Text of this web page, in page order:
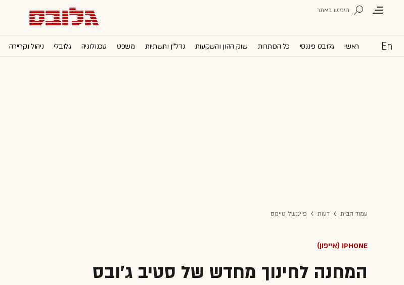
ראשי גלובס פיננסי כל הכותרות שוק ההון והשקעות נדל''ן ותשתיות משפט טכנולוגיה גלובלי ניהול וקריירה
עמוד הבית דעות פייננשל טיימס
iPhone (אייפון)
המחנה לחינוך מחדש של סטיב ג'ובס